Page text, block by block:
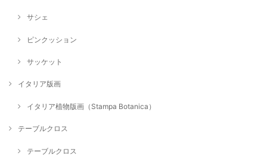
サシェ
ピンクッション
サッケット
イタリア版画
イタリア植物版画（Stampa Botanica）
テーブルクロス
テーブルクロス